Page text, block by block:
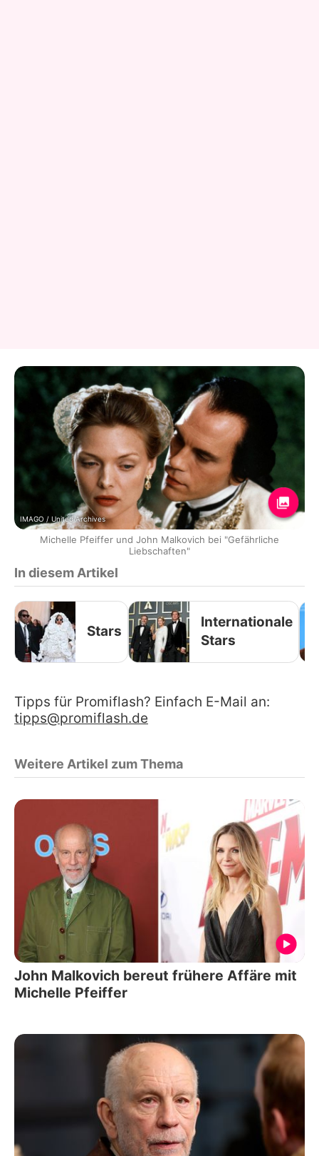
IMAGO / United Archives
Michelle Pfeiffer und John Malkovich bei "Gefährliche
Liebschaften"
In diesem Artikel
Stars
Internationale
Stars
Tipps für Promiflash? Einfach E-Mail an:
tipps@promiflash.de
Weitere Artikel zum Thema
John Malkovich bereut frühere Affäre mit
Michelle Pfeiffer